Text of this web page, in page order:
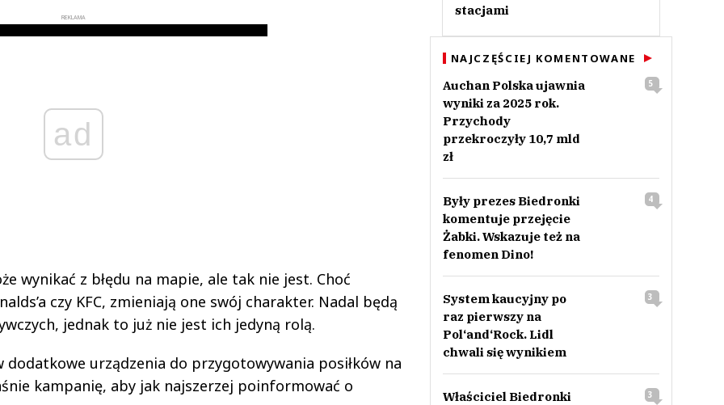
REKLAMA
ad
wynikać z błędu na mapie, ale tak nie jest. Choć
czy KFC, zmieniają one swój charakter. Nadal będą
jednak to już nie jest ich jedyną rolą.
dodatkowe urządzenia do przygotowywania posiłków na
kampanię, aby jak najszerzej poinformować o
stacjami
NAJCZĘŚCIEJ KOMENTOWANE
Auchan Polska ujawnia
wyniki za 2025 rok.
Przychody
przekroczyły 10,7 mld
zł
5
Były prezes Biedronki
komentuje przejęcie
Żabki. Wskazuje też na
fenomen Dino!
4
System kaucyjny po
raz pierwszy na
Pol‘and‘Rock. Lidl
chwali się wynikiem
3
Właściciel Biedronki
3